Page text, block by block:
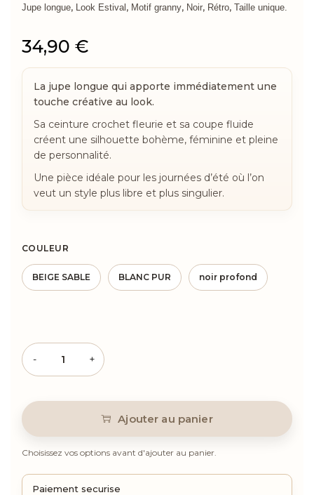
Jupe longue, Look Estival, Motif granny, Noir, Rétro, Taille unique.
34,90 €
La jupe longue qui apporte immédiatement une
touche créative au look.
Sa ceinture crochet fleurie et sa coupe fluide
créent une silhouette bohème, féminine et pleine
de personnalité.
Une pièce idéale pour les journées d’été où l’on
veut un style plus libre et plus singulier.
COULEUR
BEIGE SABLE BLANC PUR noir profond
Ajouter au panier
Choisissez vos options avant d'ajouter au panier.
Paiement securise